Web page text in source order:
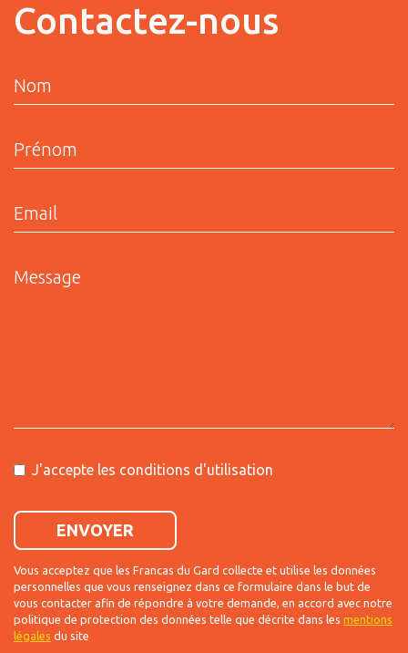
Contactez-nous
Nom
Prénom
Email
Message
J'accepte les conditions d'utilisation
ENVOYER
Vous acceptez que les Francas du Gard collecte et utilise les données
personnelles que vous renseignez dans ce formulaire dans le but de
vous contacter afin de répondre à votre demande, en accord avec notre
politique de protection des données telle que décrite dans les mentions
légales du site